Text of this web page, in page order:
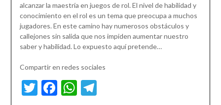
alcanzar la maestría en juegos de rol. El nivel de habilidad y
conocimiento en el rol es un tema que preocupa a muchos
jugadores. En este camino hay numerosos obstáculos y
callejones sin salida que nos impiden aumentar nuestro
saber y habilidad. Lo expuesto aquí pretende…
Compartir en redes sociales
Twitter
Facebook
WhatsApp
Telegram